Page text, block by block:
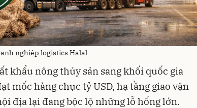
nghiệp logistics Halal
khẩu nông thủy sản sang khối quốc gia
mốc hàng chục tỷ USD, hạ tầng giao vận
địa lại đang bộc lộ những lỗ hổng lớn.